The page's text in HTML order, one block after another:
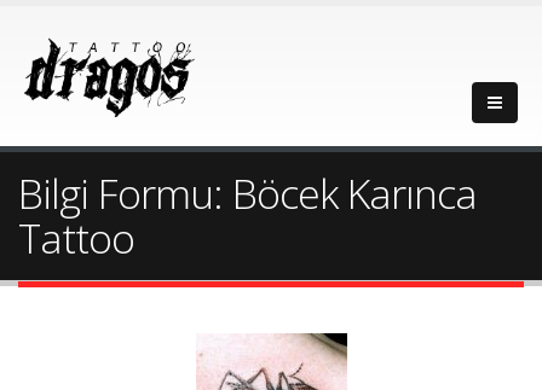
Bilgi Formu: Böcek Karınca
Tattoo